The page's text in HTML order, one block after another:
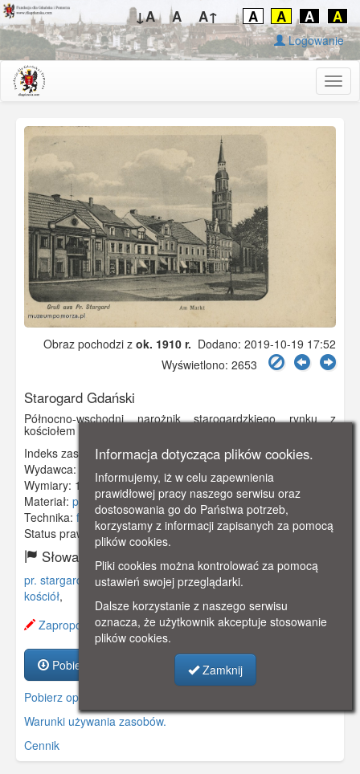
↓A A A↑ A A A A
Logowanie
Obraz pochodzi z ok. 1910 r. Dodano: 2019-10-19 17:52
Wyświetlono: 2653
Starogard Gdański
Północno-wschodni narożnik starogardzkiego rynku z
kościołem św. Katarzyny wzniesionym w 1802 roku.
Indeks zasobu:GSP00162
Wydawca:
Wymiary: 139 x 89 mm
Materiał: pocztówka
Technika: fotografia czarno-biała
Status prawny:Użycie Niekomercyjne
Słowa kluczowe:
pr. stargard preußisch stargard,rynek,katarzyny
kościół,
Zaproponuj zmianę opisu.
Pobierz zasób
Pobierz opis
Warunki używania zasobów.
Cennik
Informacja dotycząca plików cookies.
Informujemy, iż w celu zapewnienia
prawidłowej pracy naszego serwisu oraz
dostosowania go do Państwa potrzeb,
korzystamy z informacji zapisanych za pomocą
plików cookies.
Pliki cookies można kontrolować za pomocą
ustawień swojej przeglądarki.
Dalsze korzystanie z naszego serwisu
oznacza, że użytkownik akceptuje stosowanie
plików cookies.
Zamknij